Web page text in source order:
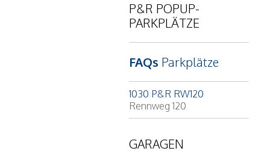
P&R POPUP-
PARKPLÄTZE
FAQs Parkplätze
1030 P&R RW120
Rennweg 120
GARAGEN